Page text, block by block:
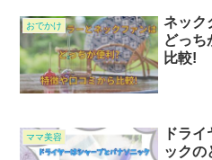
おでかけ
ネック
どっち
比較!
ママ美容
ドラ
ックの